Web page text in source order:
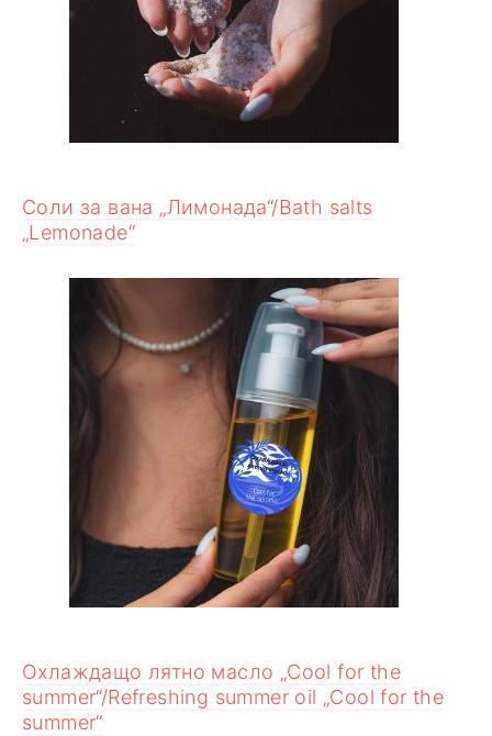
Соли за вана „Лимонада“/Bath salts
„Lemonade“
Охлаждащо лятно масло „Cool for the
summer“/Refreshing summer oil „Cool for the
summer“